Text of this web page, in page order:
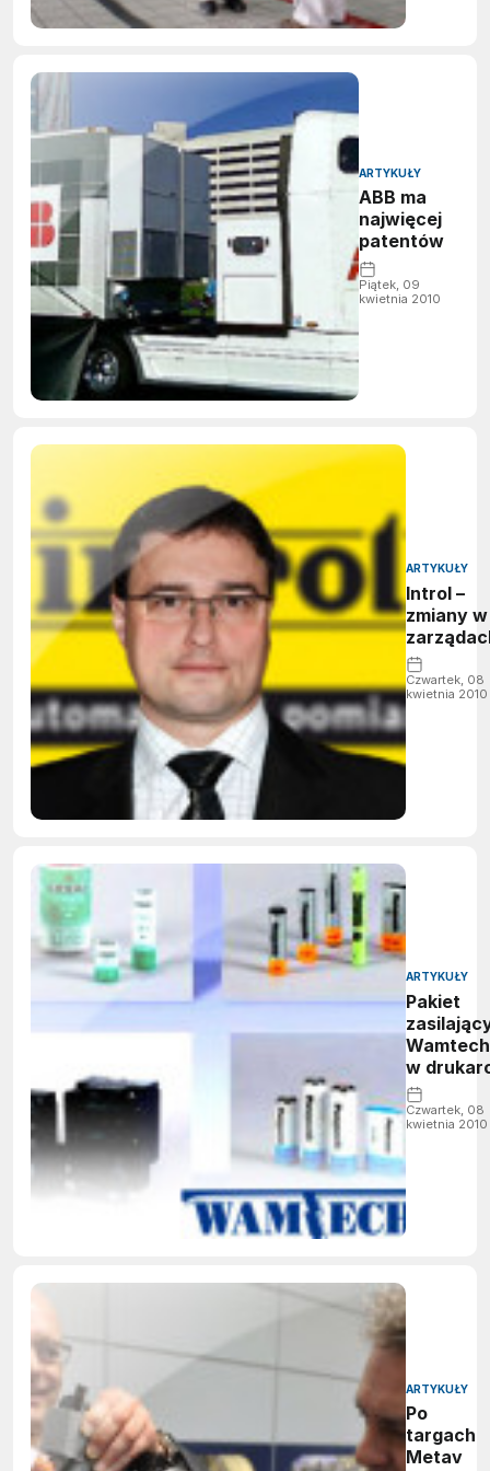
ARTYKUŁY
ABB ma
najwięcej
patentów
Piątek, 09
kwietnia 2010
ARTYKUŁY
Introl –
zmiany w
Czwartek, 08
kwietnia 2010
ARTYKUŁY
Pakiet
w
fiskalnej
Czwartek, 08
kwietnia 2010
ARTYKUŁY
Po
targach
Metav